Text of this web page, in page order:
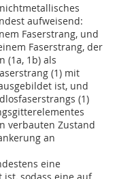
aufweisend:
Faserstrang, und
Faserstrang, der
(1a, 1b) als
(1) mit
ist, und
(1)
verbauten Zustand
an
eine